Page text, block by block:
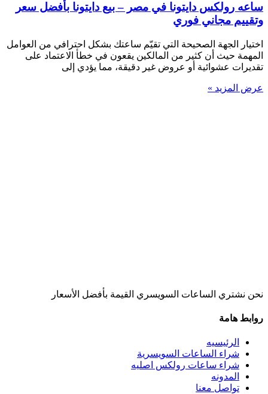
ساعه رولكس دايتونا في مصر – بيع دايتونا بأفضل سعر
وتقييم مجاني فوري
اختيار الجهة الصحيحة التي تقيّم ساعتك بشكل احترافي من العوامل
المهمة حيث أن كثير من المالكين يقعون في خطأ الاعتماد على
تقديرات عشوائية أو عروض غير دقيقة، مما يؤدي إلى
عرض المزيد »
نحن نشتري الساعات السويسري القيمة بأفضل الأسعار
روابط هامة
الرئيسيه
شراء الساعات السويسرية
شراء ساعات رولكس اصليه
المدونه
تواصل معنا